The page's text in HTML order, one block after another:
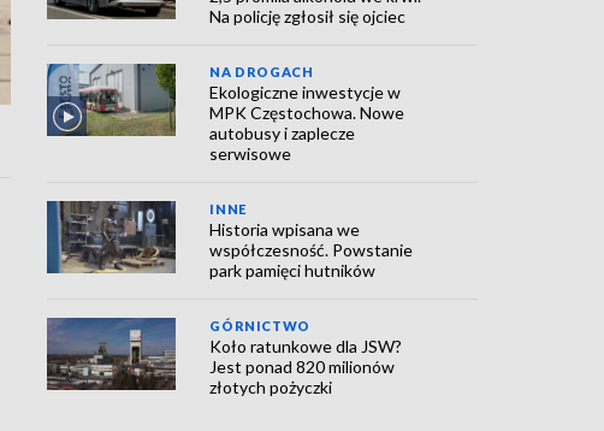
Na policję zgłosił się ojciec
NA DROGACH
Ekologiczne inwestycje w
MPK Częstochowa. Nowe
autobusy i zaplecze
serwisowe
INNE
Historia wpisana we
współczesność. Powstanie
park pamięci hutników
GÓRNICTWO
Koło ratunkowe dla JSW?
Jest ponad 820 milionów
złotych pożyczki